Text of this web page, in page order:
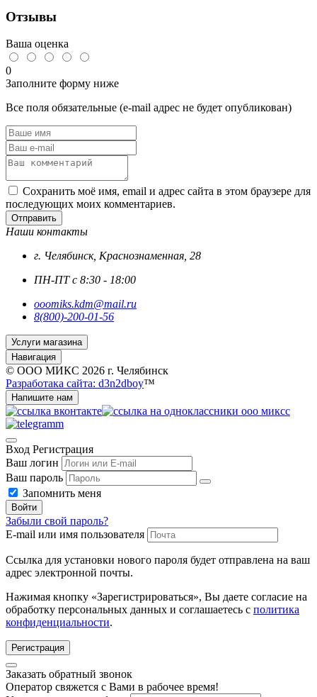
мм
дюйм
БИБЕР
Отзывы
Ваша оценка
0
Заполните форму ниже
Все поля обязательные (e-mail адрес не будет опубликован)
Сохранить моё имя, email и адрес сайта в этом браузере для
последующих моих комментариев.
Отправить
Наши контакты
г. Челябинск, Краснознаменная, 28
ПН-ПТ с 8:30 - 18:00
ooomiks.kdm@mail.ru
8(800)-200-01-56
Услуги магазина
Навигация
© ООО МИКС 2026 г. Челябинск
Разработака сайта: d3n2dboy™
Напишите нам
Вход Регистрация
Ваш логин
Ваш пароль
Запомнить меня
Войти
Забыли свой пароль?
E-mail или имя пользователя
Ссылка для установки нового пароля будет отправлена ​​на ваш
адрес электронной почты.
Нажимая кнопку «Зарегистрироваться», Вы даете согласие на
обработку персональных данных и соглашаетесь с политика
конфиденциальности.
Регистрация
Заказать обратный звонок
Оператор свяжется с Вами в рабочее время!